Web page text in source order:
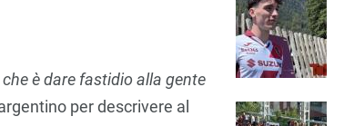
è dare fastidio alla gente
per descrivere al